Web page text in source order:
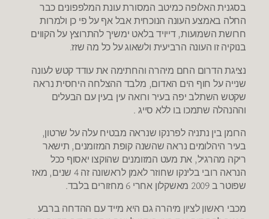
בסגנית האלופה כמיטב המסורת עונת המלפפונים כבר
החלה באמצע העונה הנוכחית אבל אף על פי כן ולמרות
חרושת השמועות, דייויד בלאט ימשיך להתרוצץ על הקווים
בנוקיה זו העונה הרביעית ולשאוג על כל מה שזז.
נציגת הדרום החם מיהרה והחתימה את עודד קטש לעונה
שנייה על חוף הים האדום, מלבד ההצלחה היחסית נראה
שקטש השתלב יפה בעיר ורואה עין בעין עם הבעלים
וההנהלה שתמכו בו ללא סייג .
הרומן בין נתניה לפרנקו שנראה מבטיח עלה על שרטון,
בעיר היהלומים נראה שהשנה קופת המזומנים, תישאר
ריקה מהרגיל, את מעט המזומנים שהוקצו יאסוף ככל
הנראה רובי בלינקו שחוזר לאמן לראשונה זה 4 שנים, מאז
שפוטר ב 2009 מאשקלון אחרי 6 מחזורים בלבד.
מכבי ראשון לציון מיהרה גם היא מייד עם ההדחה ברבע